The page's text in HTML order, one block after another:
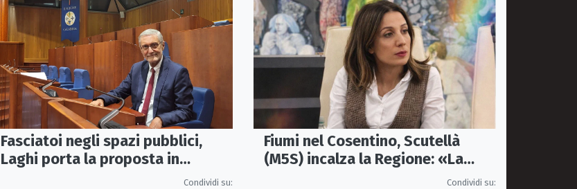
Fasciatoi negli spazi pubblici,
Laghi porta la proposta in
Regione: «Una Calabria a misura
Condividi su:
Fiumi nel Cosentino, Scutellà
(M5S) incalza la Regione: «La
prevenzione si faccia prima delle
Condividi su: